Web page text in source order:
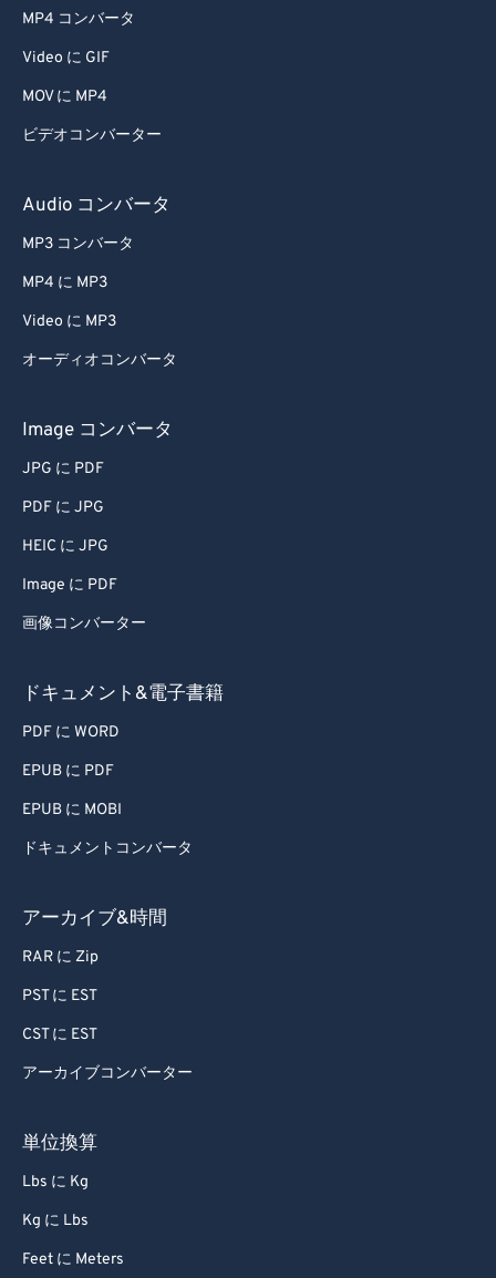
MP4 コンバータ
Video に GIF
MOV に MP4
ビデオコンバーター
Audio コンバータ
MP3 コンバータ
MP4 に MP3
Video に MP3
オーディオコンバータ
Image コンバータ
JPG に PDF
PDF に JPG
HEIC に JPG
Image に PDF
画像コンバーター
ドキュメント&電子書籍
PDF に WORD
EPUB に PDF
EPUB に MOBI
ドキュメントコンバータ
アーカイブ&時間
RAR に Zip
PST に EST
CST に EST
アーカイブコンバーター
単位換算
Lbs に Kg
Kg に Lbs
Feet に Meters